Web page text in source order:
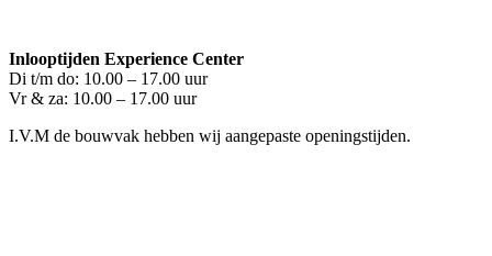
Inlooptijden Experience Center
Di t/m do: 10.00 – 17.00 uur
Vr & za: 10.00 – 17.00 uur
I.V.M de bouwvak hebben wij aangepaste openingstijden.